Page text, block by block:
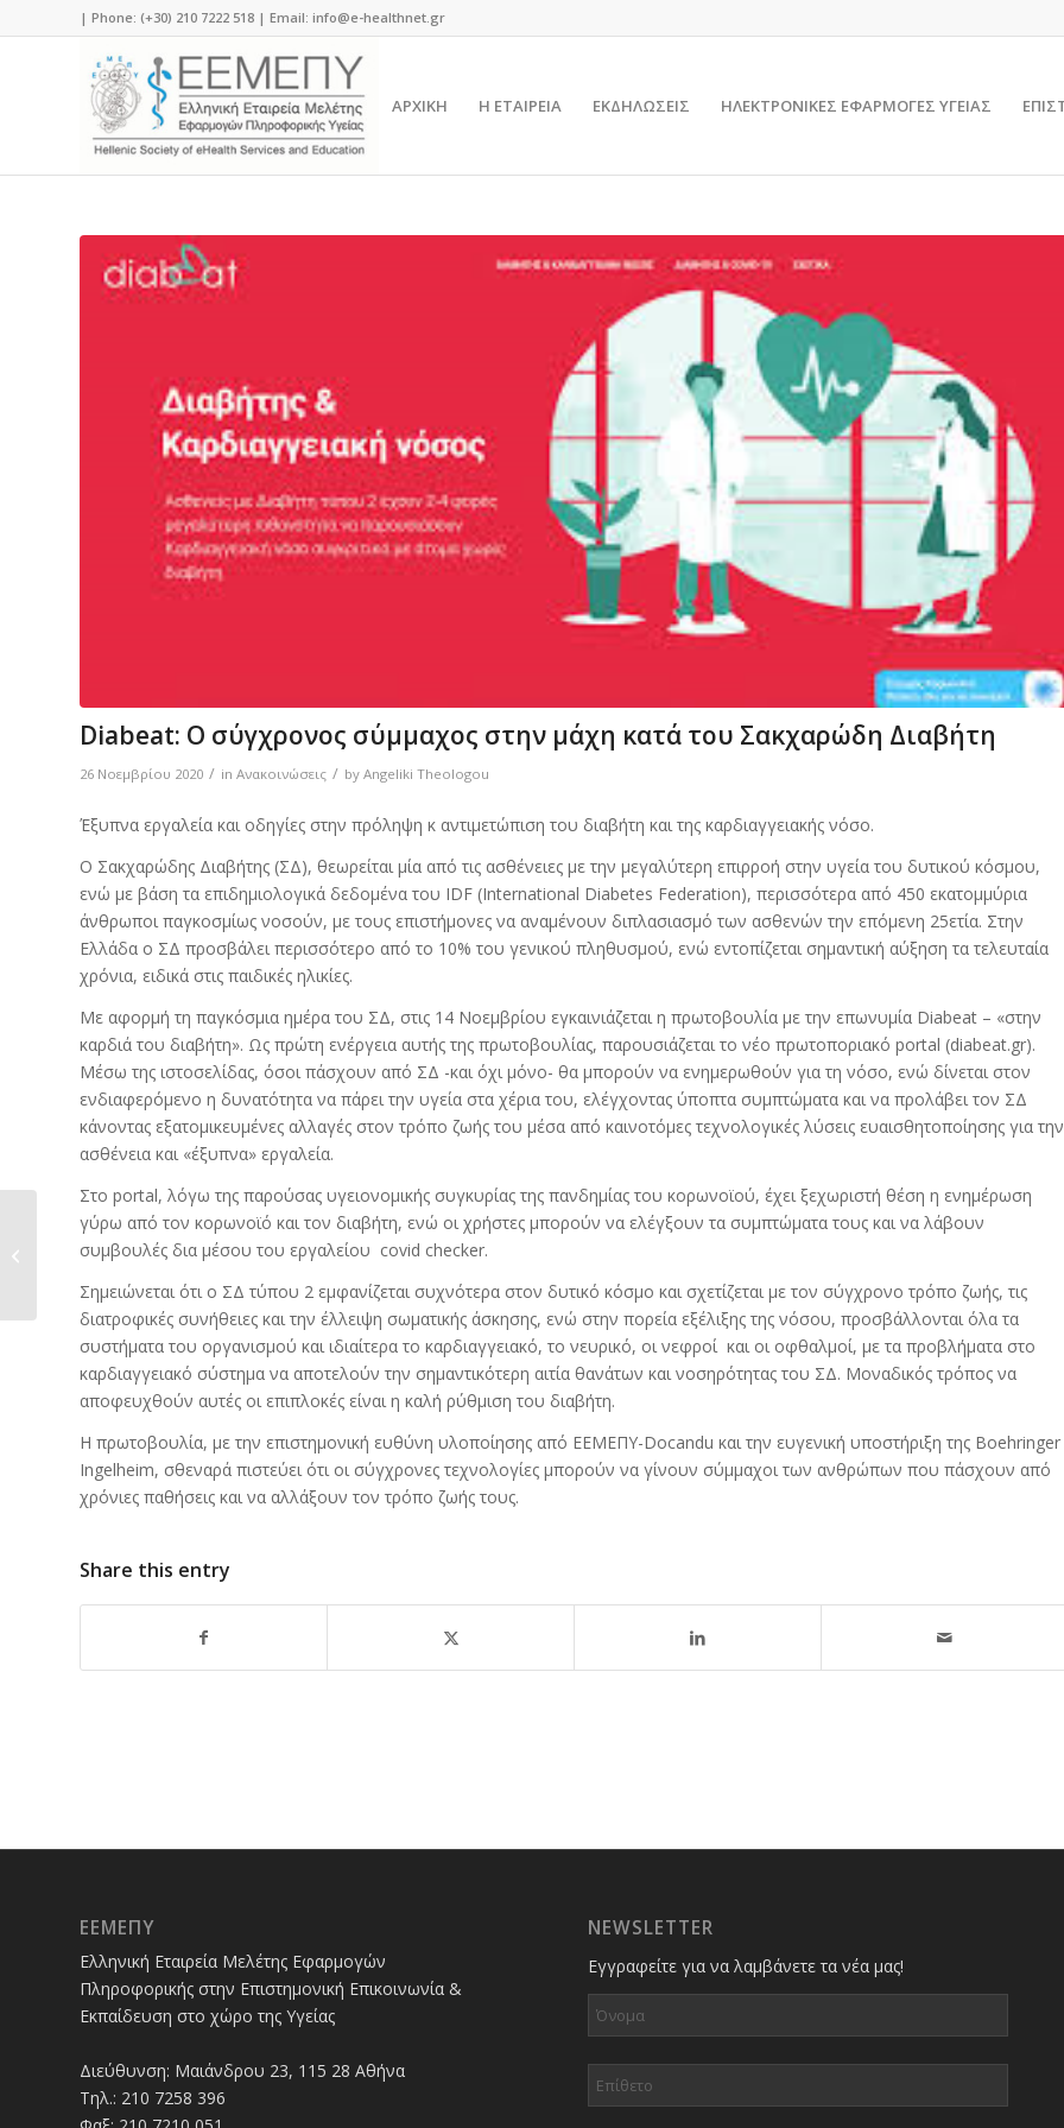
| Phone: (+30) 210 7222 518 | Email: info@e-healthnet.gr
ΑΡΧΙΚΗ Η ΕΤΑΙΡΕΙΑ ΕΚΔΗΛΩΣΕΙΣ ΗΛΕΚΤΡΟΝΙΚΕΣ ΕΦΑΡΜΟΓΕΣ ΥΓΕΙΑΣ
Diabeat: Ο σύγχρονος σύμμαχος στην μάχη κατά του Σακχαρώδη Διαβήτη
26 Νοεμβρίου 2020 / in Ανακοινώσεις / by Angeliki Theologou
Έξυπνα εργαλεία και οδηγίες στην πρόληψη κ αντιμετώπιση του διαβήτη και της καρδιαγγειακής νόσο.
Ο Σακχαρώδης Διαβήτης (ΣΔ), θεωρείται μία από τις ασθένειες με την μεγαλύτερη επιρροή στην υγεία του δυτικού κόσμου,
ενώ με βάση τα επιδημιολογικά δεδομένα του IDF (International Diabetes Federation), περισσότερα από 450 εκατομμύρια
άνθρωποι παγκοσμίως νοσούν, με τους επιστήμονες να αναμένουν διπλασιασμό των ασθενών την επόμενη 25ετία. Στην
Ελλάδα ο ΣΔ προσβάλει περισσότερο από το 10% του γενικού πληθυσμού, ενώ εντοπίζεται σημαντική αύξηση τα τελευταία
χρόνια, ειδικά στις παιδικές ηλικίες.
Με αφορμή τη παγκόσμια ημέρα του ΣΔ, στις 14 Νοεμβρίου εγκαινιάζεται η πρωτοβουλία με την επωνυμία Diabeat – «στην
καρδιά του διαβήτη». Ως πρώτη ενέργεια αυτής της πρωτοβουλίας, παρουσιάζεται το νέο πρωτοποριακό portal (diabeat.gr).
Μέσω της ιστοσελίδας, όσοι πάσχουν από ΣΔ -και όχι μόνο- θα μπορούν να ενημερωθούν για τη νόσο, ενώ δίνεται στον
ενδιαφερόμενο η δυνατότητα να πάρει την υγεία στα χέρια του, ελέγχοντας ύποπτα συμπτώματα και να προλάβει τον ΣΔ
κάνοντας εξατομικευμένες αλλαγές στον τρόπο ζωής του μέσα από καινοτόμες τεχνολογικές λύσεις ευαισθητοποίησης για την
ασθένεια και «έξυπνα» εργαλεία.
Στο portal, λόγω της παρούσας υγειονομικής συγκυρίας της πανδημίας του κορωνοϊού, έχει ξεχωριστή θέση η ενημέρωση
γύρω από τον κορωνοϊό και τον διαβήτη, ενώ οι χρήστες μπορούν να ελέγξουν τα συμπτώματα τους και να λάβουν
συμβουλές δια μέσου του εργαλείου covid checker.
Σημειώνεται ότι ο ΣΔ τύπου 2 εμφανίζεται συχνότερα στον δυτικό κόσμο και σχετίζεται με τον σύγχρονο τρόπο ζωής, τις
διατροφικές συνήθειες και την έλλειψη σωματικής άσκησης, ενώ στην πορεία εξέλιξης της νόσου, προσβάλλονται όλα τα
συστήματα του οργανισμού και ιδιαίτερα το καρδιαγγειακό, το νευρικό, οι νεφροί και οι οφθαλμοί, με τα προβλήματα στο
καρδιαγγειακό σύστημα να αποτελούν την σημαντικότερη αιτία θανάτων και νοσηρότητας του ΣΔ. Μοναδικός τρόπος να
αποφευχθούν αυτές οι επιπλοκές είναι η καλή ρύθμιση του διαβήτη.
Η πρωτοβουλία, με την επιστημονική ευθύνη υλοποίησης από ΕΕΜΕΠΥ-Docandu και την ευγενική υποστήριξη της Boehringer
Ingelheim, σθεναρά πιστεύει ότι οι σύγχρονες τεχνολογίες μπορούν να γίνουν σύμμαχοι των ανθρώπων που πάσχουν από
χρόνιες παθήσεις και να αλλάξουν τον τρόπο ζωής τους.
Share this entry
ΕΕΜΕΠΥ
Ελληνική Εταιρεία Μελέτης Εφαρμογών
Πληροφορικής στην Επιστημονική Επικοινωνία &
Εκπαίδευση στο χώρο της Υγείας
Διεύθυνση: Μαιάνδρου 23, 115 28 Αθήνα
Τηλ.: 210 7258 396
NEWSLETTER
Εγγραφείτε για να λαμβάνετε τα νέα μας!
Δελτίο Τύπου για